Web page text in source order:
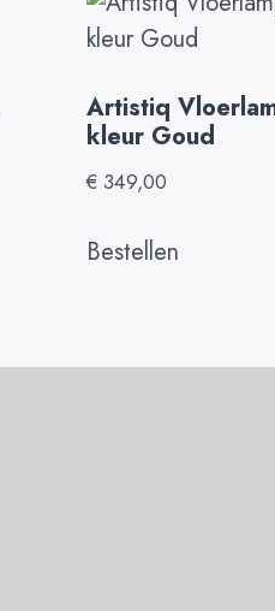
Artistiq
kleur Goud
€ 349,00
Bestellen